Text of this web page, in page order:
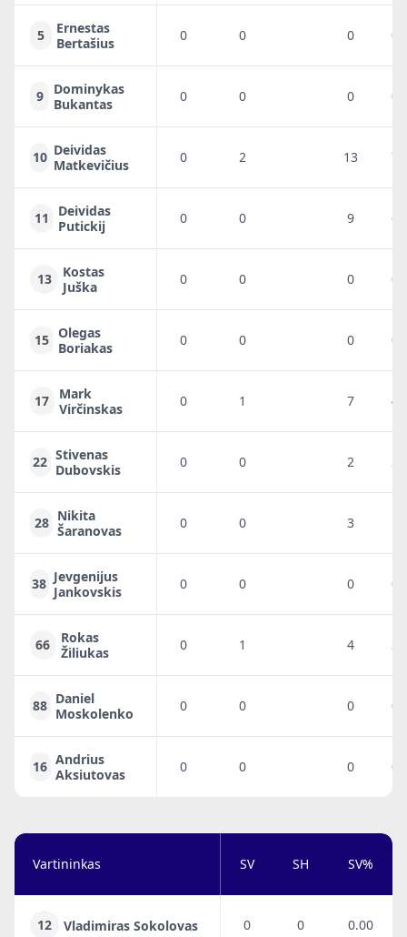
5
Ernestas
Bertašius
0 0 0 0
9
Dominykas
Bukantas
0 0 0 0
10 Deividas
Matkevičius
0 2 13 7
11
Deividas
Putickij
0 0 9 6
13
Kostas
Juška
0 0 0 0
15 Olegas
Boriakas
0 0 0 0
17
Mark
Virčinskas
0 1 7 4
22 Stivenas
Dubovskis
0 0 2 2
28 Nikita
Šaranovas
0 0 3
38 Jevgenijus
Jankovskis
0 0 0 0
66
Rokas
Žiliukas
0 1 4 3
88 Daniel
Moskolenko
0 0 0 0
16 Andrius
Aksiutovas
0 0 0 0
Vartininkas SV SH SV%
12 Vladimiras Sokolovas 0 0 0.00